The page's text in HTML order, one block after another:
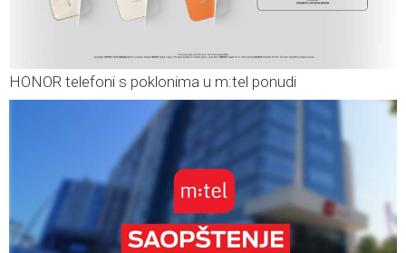
HONOR telefoni s poklonima u m:tel ponudi